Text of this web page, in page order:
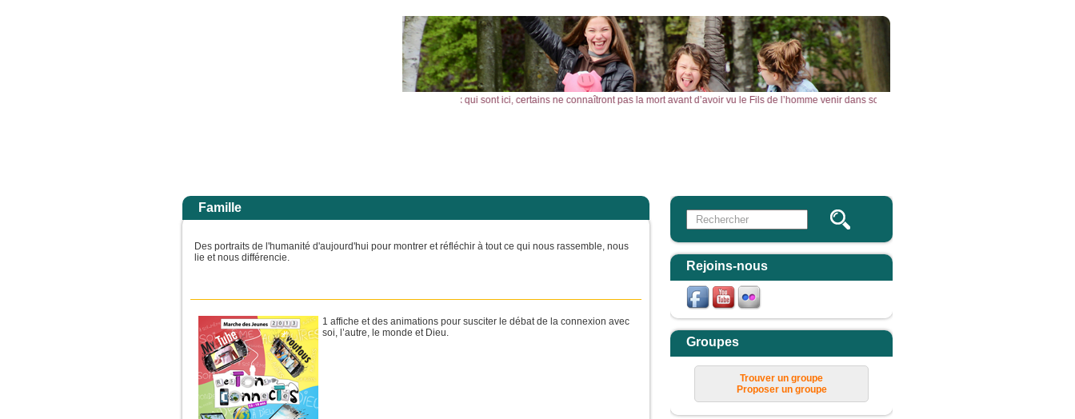
de son Père ; alors il rendra à chacun selon sa conduite. Amen, je vous le dis : parmi ceux qui sont ici, certains ne connaîtront pas la mort avant d’avoir vu le Fils de l’homme venir dans son Règne. » – Acclamons la Parole de Dieu.
Famille
Des portraits de l'humanité d'aujourd'hui pour montrer et réfléchir à tout ce qui nous rassemble, nous
lie et nous différencie.
1 affiche et des animations pour susciter le débat de la connexion avec
soi, l’autre, le monde et Dieu.
Formulaire de recherche
Rejoins-nous
Groupes
Trouver un groupe
Proposer un groupe